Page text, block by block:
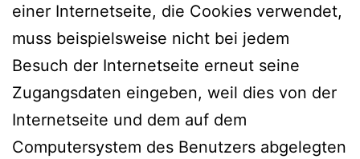
einer Internetseite, die Cookies verwendet,
muss beispielsweise nicht bei jedem
Besuch der Internetseite erneut seine
Zugangsdaten eingeben, weil dies von der
Internetseite und dem auf dem
Computersystem des Benutzers abgelegten